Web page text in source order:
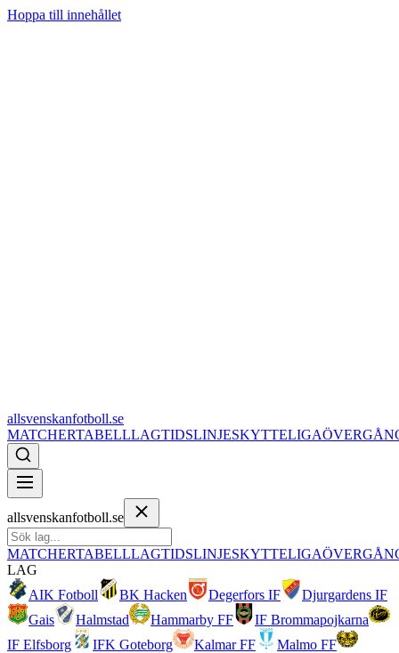
Hoppa till innehållet
allsvenskanfotboll.se
MATCHERTABELLLAGTIDSLINJESKYTTELIGA
allsvenskanfotboll.se
MATCHERTABELLLAGTIDSLINJESKYTTELIGA
LAG
AIK Fotboll
BK Hacken Degerfors IF
Djurgardens IF
Gais
Halmstad Hammarby FF
IF Brommapojkarna
IF Elfsborg
IFK Goteborg Kalmar FF
Malmo FF